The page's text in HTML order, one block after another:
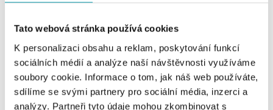
Tato webová stránka používá cookies
K personalizaci obsahu a reklam, poskytování funkcí
sociálních médií a analýze naší návštěvnosti využíváme
soubory cookie. Informace o tom, jak náš web používáte,
sdílíme se svými partnery pro sociální média, inzerci a
analýzy. Partneři tyto údaje mohou zkombinovat s
ALOve OC Olympia, Brno
U Dálnice 777, 664 42 Brno
tel.: +420604389337
dnes otevřeno od 10:00